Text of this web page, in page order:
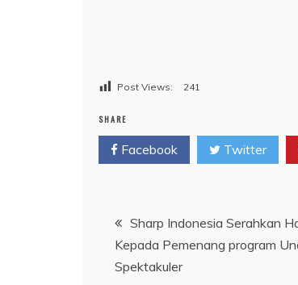
Post Views: 241
SHARE
Facebook Twitter
Navigasi
pos
Sharp Indonesia Serahkan
Kepada Pemenang program
Spektakuler